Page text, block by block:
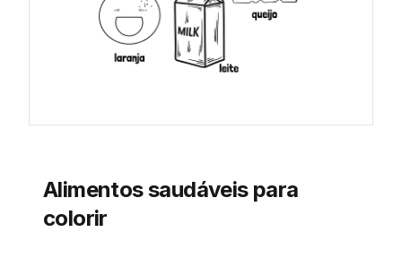
Alimentos saudáveis para
colorir